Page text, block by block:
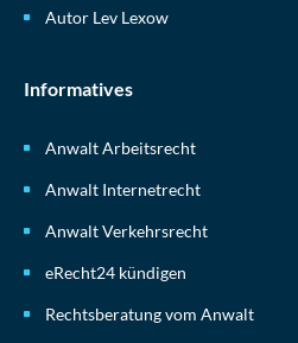
Autor Lev Lexow
Informatives
Anwalt Arbeitsrecht
Anwalt Internetrecht
Anwalt Verkehrsrecht
eRecht24 kündigen
Rechtsberatung vom Anwalt